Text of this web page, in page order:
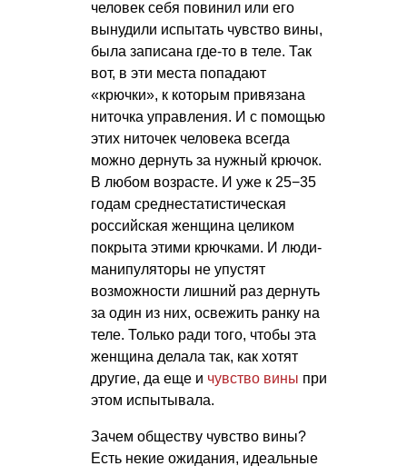
человек себя повинил или его
вынудили испытать чувство вины,
была записана где-то в теле. Так
вот, в эти места попадают
«крючки», к которым привязана
ниточка управления. И с помощью
этих ниточек человека всегда
можно дернуть за нужный крючок.
В любом возрасте. И уже к 25−35
годам среднестатистическая
российская женщина целиком
покрыта этими крючками. И люди-
манипуляторы не упустят
возможности лишний раз дернуть
за один из них, освежить ранку на
теле. Только ради того, чтобы эта
женщина делала так, как хотят
другие, да еще и чувство вины при
этом испытывала.
Зачем обществу чувство вины?
Есть некие ожидания, идеальные